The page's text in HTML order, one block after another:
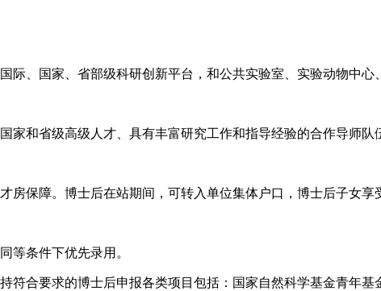
际、国家、省部级科研创新平台，和公共实验室、实验动物中心
家和省级高级人才、具有丰富研究工作和指导经验的合作导师队
房保障。博士后在站期间，可转入单位集体户口，博士后子女享
等条件下优先录用。
符合要求的博士后申报各类项目包括：国家自然科学基金青年